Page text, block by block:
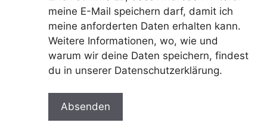
meine E-Mail speichern darf, damit ich
meine anforderten Daten erhalten kann.
Weitere Informationen, wo, wie und
warum wir deine Daten speichern, findest
du in unserer Datenschutzerklärung.